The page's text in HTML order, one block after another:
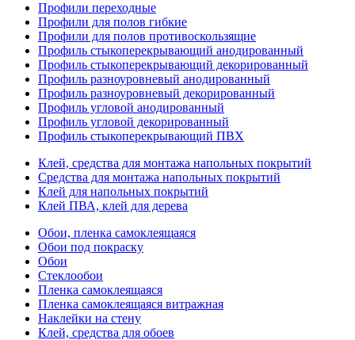
Профили переходные
Профили для полов гибкие
Профили для полов противоскользящие
Профиль стыкоперекрывающий анодированный
Профиль стыкоперекрывающий декорированный
Профиль разноуровневый анодированный
Профиль разноуровневый декорированный
Профиль угловой анодированный
Профиль угловой декорированный
Профиль стыкоперекрывающий ПВХ
Клей, средства для монтажа напольных покрытий
Средства для монтажа напольных покрытий
Клей для напольных покрытий
Клей ПВА, клей для дерева
Обои, пленка самоклеящаяся
Обои под покраску
Обои
Стеклообои
Пленка самоклеящаяся
Пленка самоклеящаяся витражная
Наклейки на стену
Клей, средства для обоев